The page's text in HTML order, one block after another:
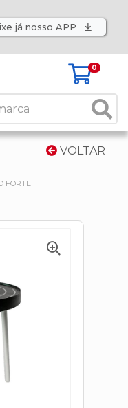
já nosso APP
0
VOLTAR
FORTE